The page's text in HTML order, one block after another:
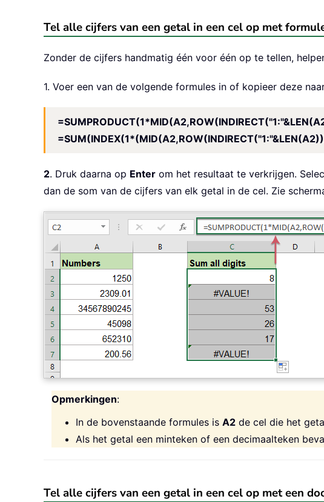
Tel alle cijfers van een getal in een cel op met
Zonder de cijfers handmatig één voor één op te tellen,
1. Voer een van de volgende formules in of kopieer deze
2. Druk daarna op Enter om het resultaat te verkrijgen.
dan de som van de cijfers van elk getal in de cel. Zie
Opmerkingen:
In de bovenstaande formules is A2 de cel die het
Als het getal een minteken of een decimaalteken
Tel alle cijfers van een getal in een cel op met een